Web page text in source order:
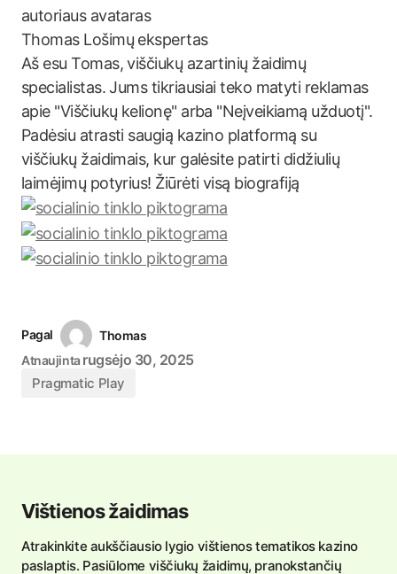
Thomas Lošimų ekspertas
Aš esu Tomas, viščiukų azartinių žaidimų
specialistas. Jums tikriausiai teko matyti reklamas
apie "Viščiukų kelionę" arba "Neįveikiamą užduotį".
Padėsiu atrasti saugią kazino platformą su
viščiukų žaidimais, kur galėsite patirti didžiulių
laimėjimų potyrius! Žiūrėti visą biografiją
Pagal
Thomas
Atnaujinta rugsėjo 30, 2025
Pragmatic Play
Vištienos žaidimas
Atrakinkite aukščiausio lygio vištienos tematikos kazino
paslaptis. Pasiūlome viščiukų žaidimų, pranokstančių